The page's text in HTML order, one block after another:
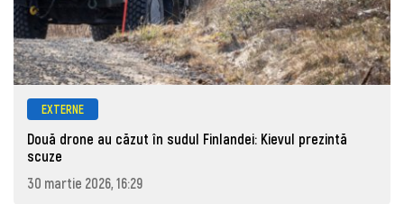
EXTERNE
Două drone au căzut în sudul Finlandei: Kievul prezintă
scuze
30 martie 2026, 16:29